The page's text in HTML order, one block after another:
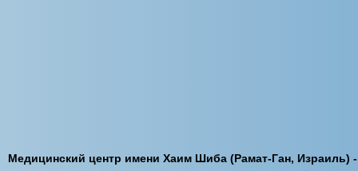
Медицинский центр имени Хаим Шиба (Рамат-Ган, Израиль) -